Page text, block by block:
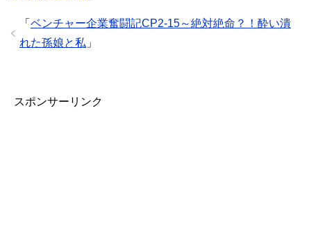
「 ベンチャー企業奮闘記CP2-15～絶対絶命？！酔い潰
れた孫娘と私 」
スポンサーリンク